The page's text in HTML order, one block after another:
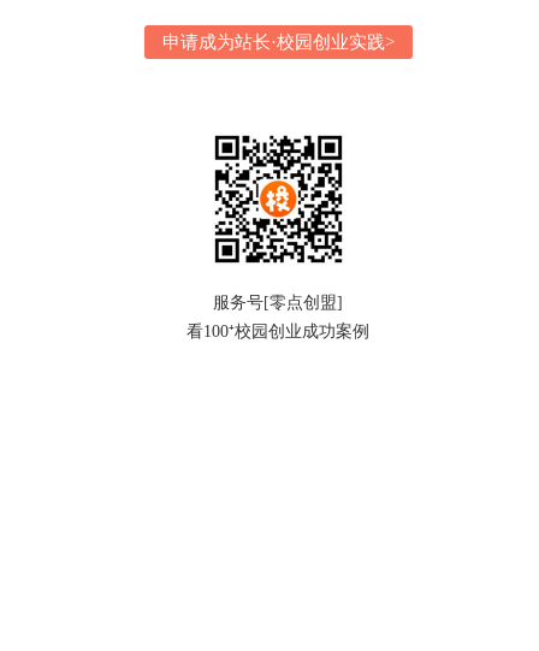
申请成为站长·校园创业实践>
服务号[零点创盟]
看100⁺校园创业成功案例